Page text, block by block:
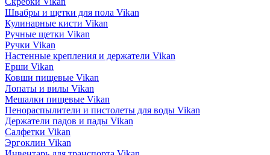
Швабры и щетки для пола Vikan
Кулинарные кисти Vikan
Ручные щетки Vikan
Ручки Vikan
Настенные крепления и держатели Vikan
Ерши Vikan
Ковши пищевые Vikan
Лопаты и вилы Vikan
Мешалки пищевые Vikan
Пенораспылители и пистолеты для воды Vikan
Держатели падов и пады Vikan
Салфетки Vikan
Эргоклин Vikan